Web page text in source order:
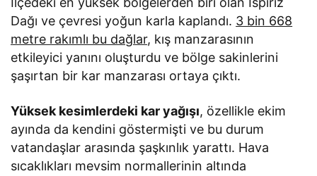
Dağı ve çevresi yoğun karla kaplandı. 3 bin 668
metre rakımlı bu dağlar, kış manzarasının
etkileyici yanını oluşturdu ve bölge sakinlerini
şaşırtan bir kar manzarası ortaya çıktı.
Yüksek kesimlerdeki kar yağışı, özellikle ekim
ayında da kendini göstermişti ve bu durum
vatandaşlar arasında şaşkınlık yarattı. Hava
sıcaklıkları mevsim normallerinin altında